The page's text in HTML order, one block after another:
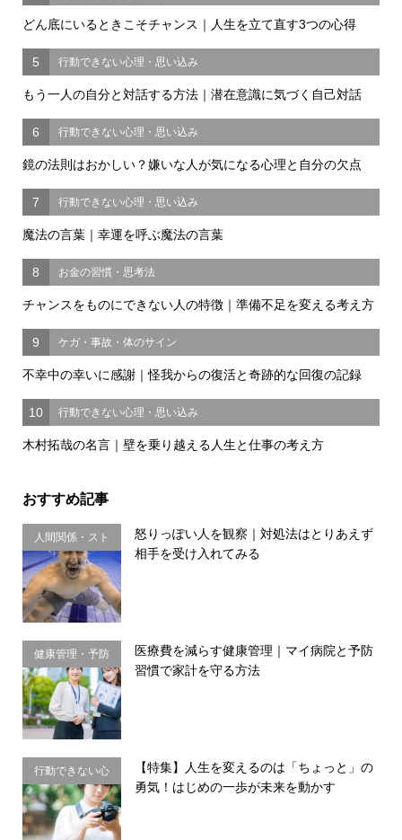
どん底にいるときこそチャンス｜人生を立て直す3つの心得
5 行動できない心理・思い込み
もう一人の自分と対話する方法｜潜在意識に気づく自己対話
6 行動できない心理・思い込み
鏡の法則はおかしい？嫌いな人が気になる心理と自分の欠点
7 行動できない心理・思い込み
魔法の言葉｜幸運を呼ぶ魔法の言葉
8 お金の習慣・思考法
チャンスをものにできない人の特徴｜準備不足を変える考え方
9 ケガ・事故・体のサイン
不幸中の幸いに感謝｜怪我からの復活と奇跡的な回復の記録
10 行動できない心理・思い込み
木村拓哉の名言｜壁を乗り越える人生と仕事の考え方
おすすめ記事
人間関係・スト
レス
怒りっぽい人を観察｜対処法はとりあえず
相手を受け入れてみる
健康管理・予防
習慣
医療費を減らす健康管理｜マイ病院と予防
習慣で家計を守る方法
行動できない心
理・思い込み
【特集】人生を変えるのは「ちょっと」の
勇気！はじめの一歩が未来を動かす